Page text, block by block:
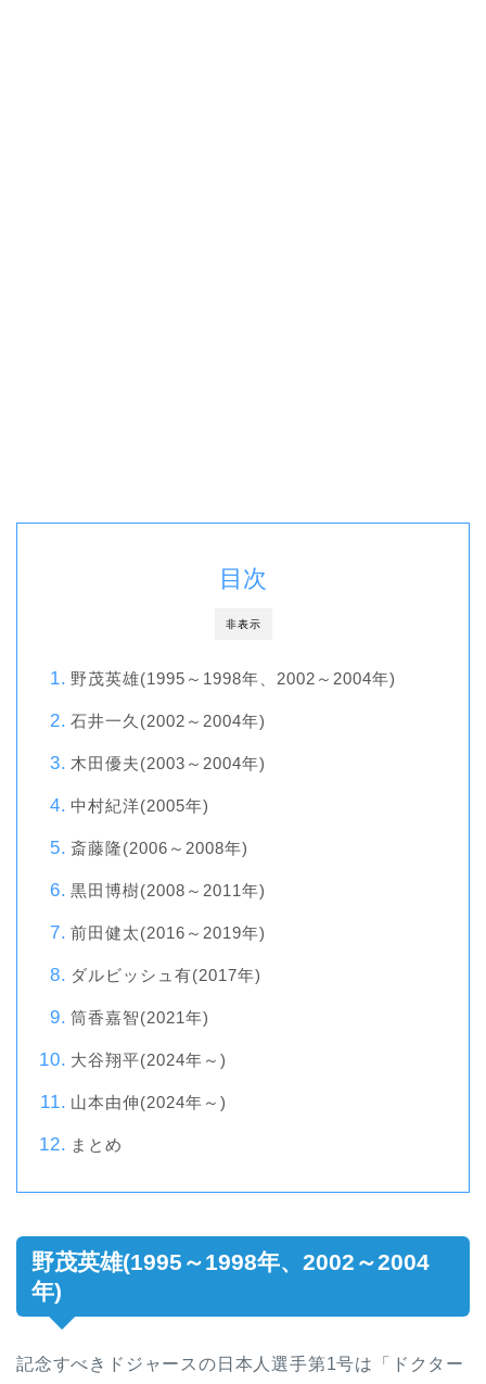
非表示
目次
野茂英雄(1995～1998年、2002～2004年)
石井一久(2002～2004年)
木田優夫(2003～2004年)
中村紀洋(2005年)
斎藤隆(2006～2008年)
黒田博樹(2008～2011年)
前田健太(2016～2019年)
ダルビッシュ有(2017年)
筒香嘉智(2021年)
大谷翔平(2024年～)
山本由伸(2024年～)
まとめ
野茂英雄(1995～1998年、2002～2004
年)
記念すべきドジャースの日本人選手第1号は「ドクター